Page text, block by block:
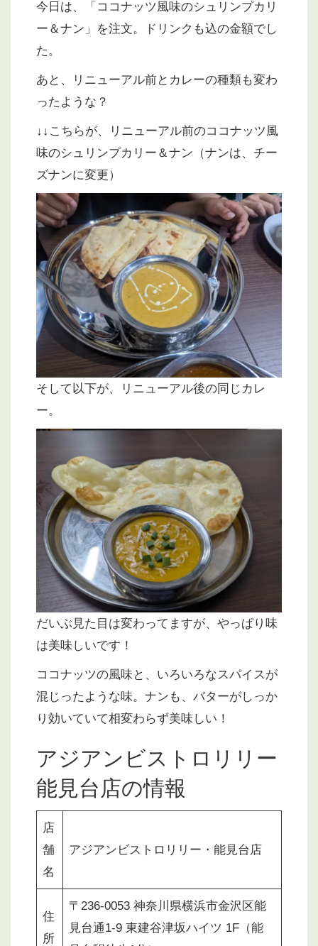
今日は、「ココナッツ風味のシュリンプカリ
ー＆ナン」を注文。ドリンクも込の金額でし
た。
あと、リニューアル前とカレーの種類も変わ
ったような？
↓↓こちらが、リニューアル前のココナッツ風
味のシュリンプカリー＆ナン（ナンは、チー
ズナンに変更）
そして以下が、リニューアル後の同じカレ
ー。
だいぶ見た目は変わってますが、やっぱり味
は美味しいです！
ココナッツの風味と、いろいろなスパイスが
混じったような味。ナンも、バターがしっか
り効いていて相変わらず美味しい！
アジアンビストロリリー
能見台店の情報
店
舗
名
アジアンビストロリリー・能見台店
住
所
〒236-0053 神奈川県横浜市金沢区能
見台通1-9 東建谷津坂ハイツ 1F（能